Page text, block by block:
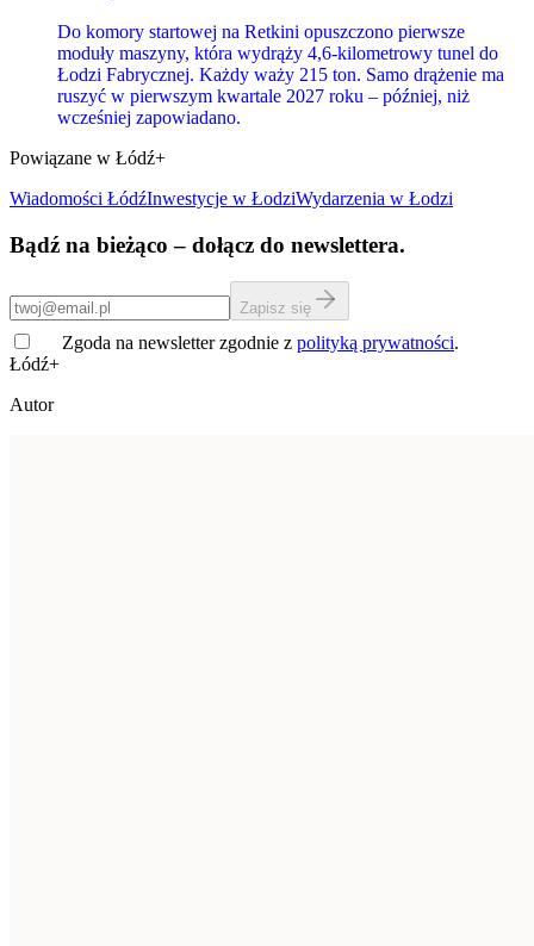
Do komory startowej na Retkini opuszczono pierwsze
moduły maszyny, która wydrąży 4,6-kilometrowy tunel do
Łodzi Fabrycznej. Każdy waży 215 ton. Samo drążenie ma
ruszyć w pierwszym kwartale 2027 roku – później, niż
wcześniej zapowiadano.
Powiązane w Łódź+
Wiadomości ŁódźInwestycje w ŁodziWydarzenia w Łodzi
Bądź na bieżąco – dołącz do newslettera.
Zapisz się
Zgoda na newsletter zgodnie z polityką prywatności.
Łódź+
Autor